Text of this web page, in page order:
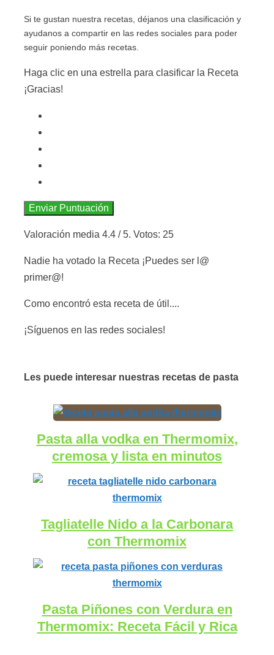
Si te gustan nuestra recetas, déjanos una clasificación y
ayudanos a compartir en las redes sociales para poder
seguir poniendo más recetas.
Haga clic en una estrella para clasificar la Receta
¡Gracias!
Enviar Puntuación
Valoración media 4.4 / 5. Votos: 25
Nadie ha votado la Receta ¡Puedes ser l@
primer@!
Como encontró esta receta de útil....
¡Síguenos en las redes sociales!
Les puede interesar nuestras recetas de pasta
Pasta alla vodka en Thermomix,
cremosa y lista en minutos
Tagliatelle Nido a la Carbonara
con Thermomix
Pasta Piñones con Verdura en
Thermomix: Receta Fácil y Rica